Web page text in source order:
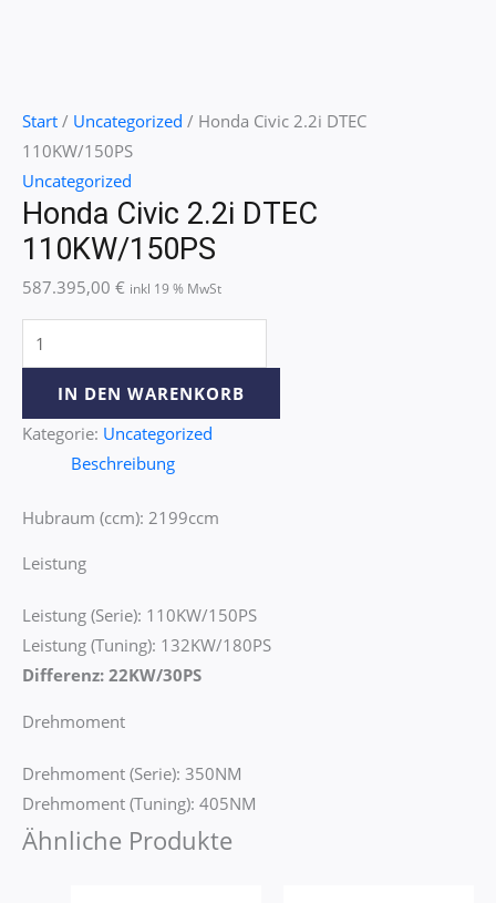
Start / Uncategorized / Honda Civic 2.2i DTEC
110KW/150PS
Uncategorized
Honda Civic 2.2i DTEC
110KW/150PS
587.395,00 € inkl 19 % MwSt
IN DEN WARENKORB
Kategorie: Uncategorized
Beschreibung
Hubraum (ccm): 2199ccm
Leistung
Leistung (Serie): 110KW/150PS
Leistung (Tuning): 132KW/180PS
Differenz: 22KW/30PS
Drehmoment
Drehmoment (Serie): 350NM
Drehmoment (Tuning): 405NM
Ähnliche Produkte